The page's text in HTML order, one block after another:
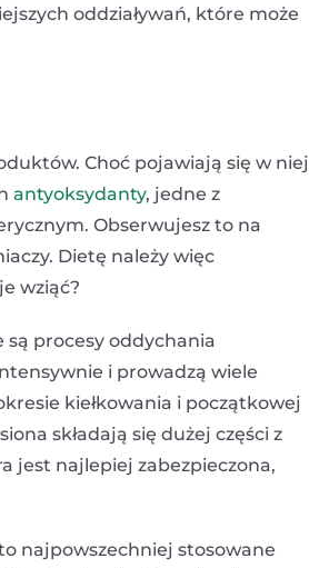
oddziaływań, które może
Choć pojawiają się w niej
antyoksydanty, jedne z
Obserwujesz to na
Dietę należy więc
wziąć?
procesy oddychania
i prowadzą wiele
kiełkowania i początkowej
składają się dużej części z
jest najlepiej zabezpieczona,
najpowszechniej stosowane